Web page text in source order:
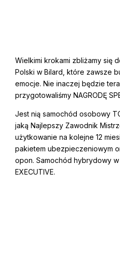
Wielkimi krokami zbliżamy się
Polski w Bilard, które zawsze
emocje. Nie inaczej będzie
przygotowaliśmy NAGRODĘ
Jest nią samochód osobowy
jaką Najlepszy Zawodnik
użytkowanie na kolejne 12
pakietem ubezpieczeniowym
opon. Samochód hybrydowy
EXECUTIVE.